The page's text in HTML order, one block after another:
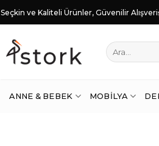
Seçkin ve Kaliteli Ürünler, Güvenilir
Ara:
ANNE & BEBEK MOBILYA